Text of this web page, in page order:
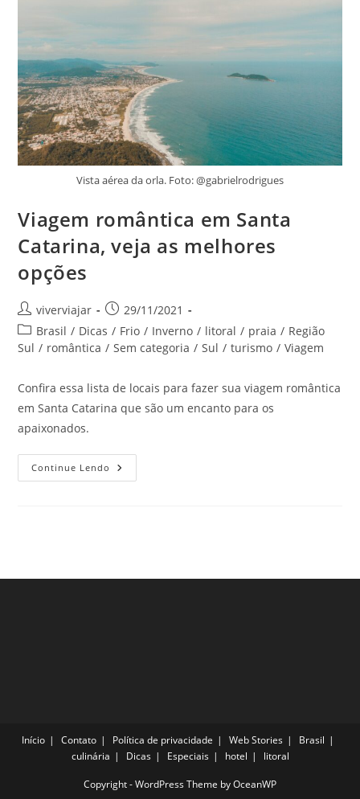
Vista aérea da orla. Foto: @gabrielrodrigues
Viagem romântica em Santa
Catarina, veja as melhores
opções
Autor
do
post:
viverviajar
Post
publicado:
29/11/2021
Categoria
do
Brasil / Dicas / Frio / Inverno / litoral / praia / Região
Sul / romântica / Sem categoria / Sul / turismo / Viagem
Confira essa lista de locais para fazer sua viagem romântica
em Santa Catarina que são um encanto para os
apaixonados.
Continue Lendo Viagem
Romântica
Início Contato Política de privacidade Web Stories
Brasil
culinária
Dicas Especiais hotel litoral
Copyright - WordPress Theme by OceanWP